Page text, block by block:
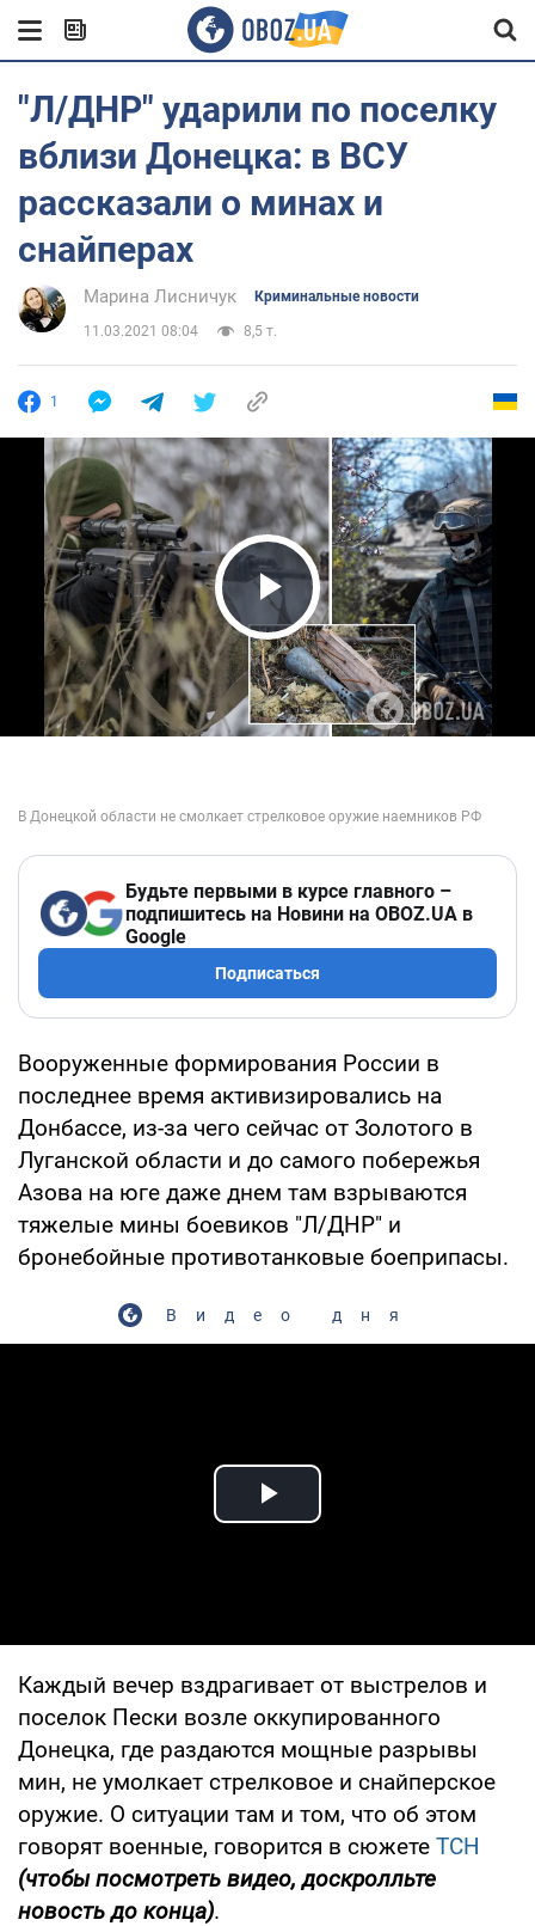
"Л/ДНР" ударили по поселку
вблизи Донецка: в ВСУ
рассказали о минах и
снайперах
Марина Лисничук Криминальные новости
11.03.2021 08:04 8,5 т.
1
Play Video
Будьте первыми в курсе главного –
подпишитесь на Новини на OBOZ.UA в
Google
Подписаться
Вооруженные формирования России в
последнее время активизировались на
Донбассе, из-за чего сейчас от Золотого в
Луганской области и до самого побережья
Азова на юге даже днем там взрываются
тяжелые мины боевиков "Л/ДНР" и
бронебойные противотанковые боеприпасы.
Видео дня
Play Video
Каждый вечер вздрагивает от выстрелов и
поселок Пески возле оккупированного
Донецка, где раздаются мощные разрывы
мин, не умолкает стрелковое и снайперское
оружие. О ситуации там и том, что об этом
говорят военные, говорится в сюжете ТСН
(чтобы посмотреть видео, доскролльте
новость до конца).